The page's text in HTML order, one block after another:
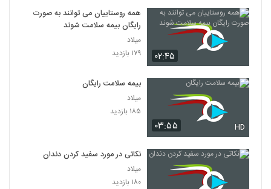
۰۲:۴۵
همه روستاییان می توانند به صورت
رایگان بیمه سلامت شوند
میلاد
۱۷۹ بازدید
۰۳:۵۵ HD
بیمه سلامت رایگان
میلاد
۱۸۵ بازدید
نکاتی در مورد سفید کردن دندان
میلاد
۱۸۰ بازدید